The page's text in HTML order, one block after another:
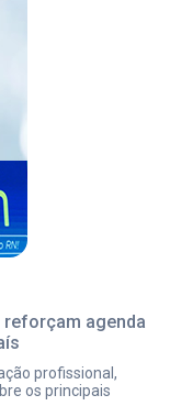
reforçam agenda
profissional,
os principais